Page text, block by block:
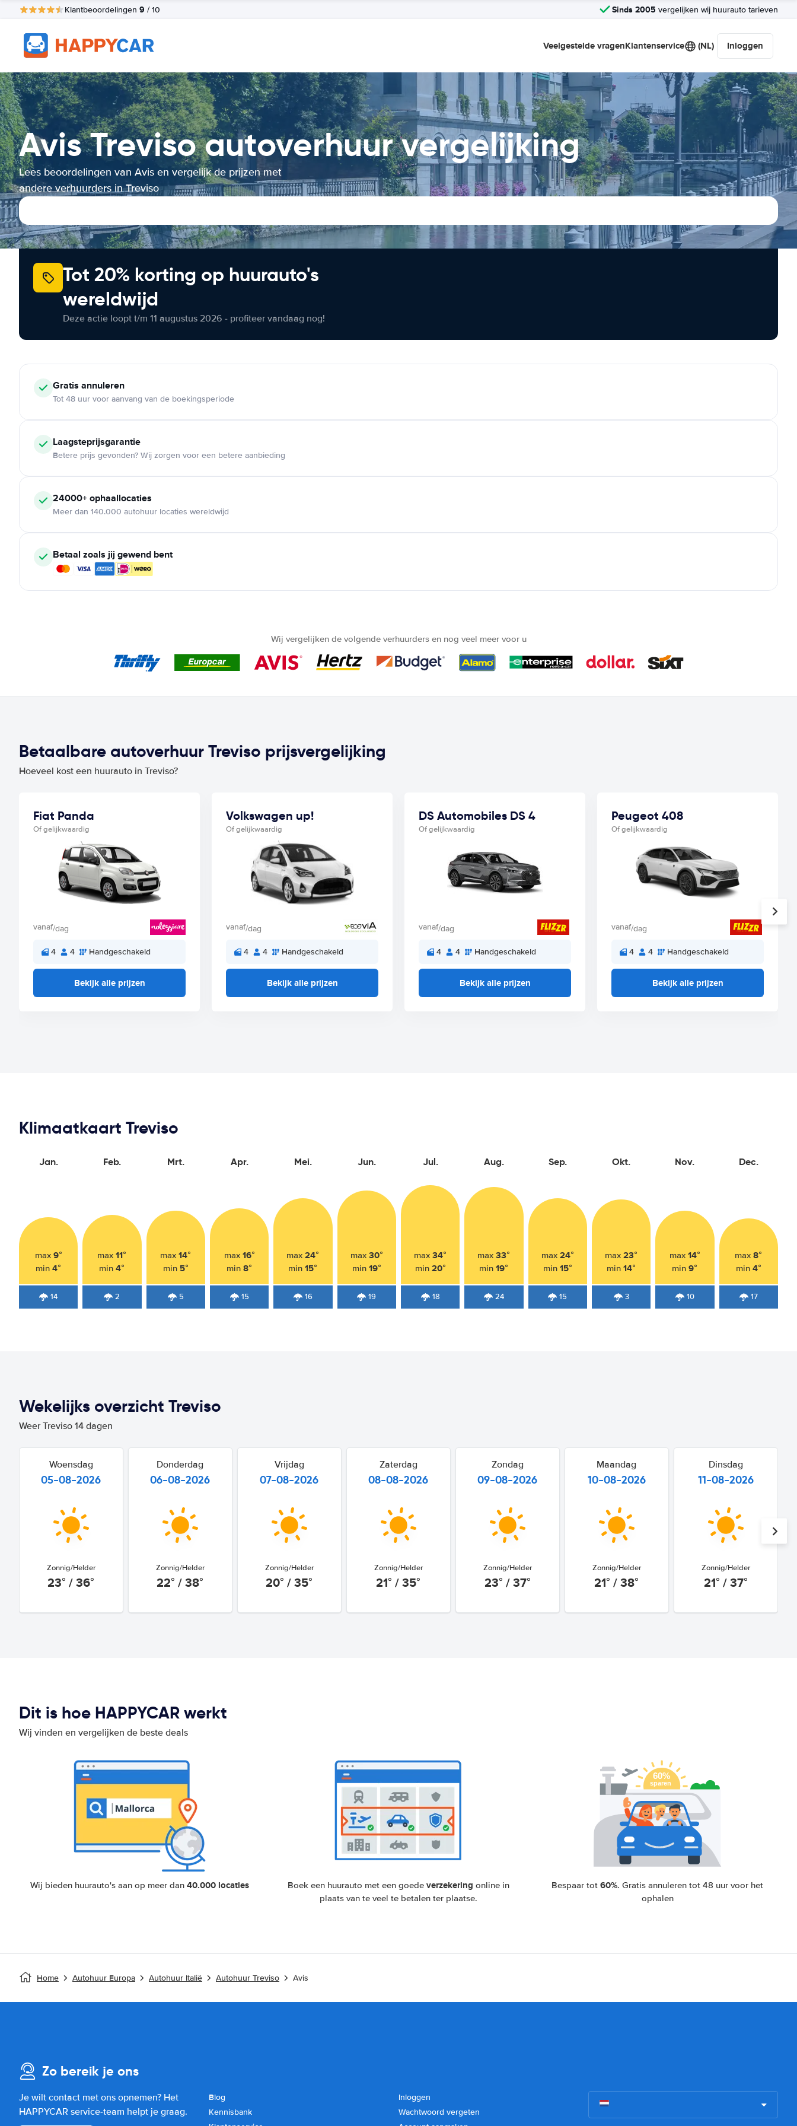
Klantbeoordelingen 9 / 10 Sinds 2005 vergelijken wij huurauto tarieven
Veelgestelde vragenKlantenservice (NL) Inloggen
Avis Treviso autoverhuur vergelijking
Lees beoordelingen van Avis en vergelijk de prijzen met
andere verhuurders in Treviso
Tot 20% korting op huurauto's
wereldwijd
Deze actie loopt t/m 11 augustus 2026 - profiteer vandaag nog!
Gratis annuleren
Tot 48 uur voor aanvang van de boekingsperiode
Laagsteprijsgarantie
Betere prijs gevonden? Wij zorgen voor een betere aanbieding
24000+ ophaallocaties
Meer dan 140.000 autohuur locaties wereldwijd
Betaal zoals jij gewend bent
Wij vergelijken de volgende verhuurders en nog veel meer voor u
Betaalbare autoverhuur Treviso prijsvergelijking
Hoeveel kost een huurauto in Treviso?
Fiat Panda
Of gelijkwaardig
vanaf/dag
4 4 Handgeschakeld
Bekijk alle prijzen
Volkswagen up!
Of gelijkwaardig
vanaf/dag
4 4 Handgeschakeld
Bekijk alle prijzen
DS Automobiles DS 4
Of gelijkwaardig
vanaf/dag
4 4 Handgeschakeld
Bekijk alle prijzen
Peugeot 408
Of gelijkwaardig
vanaf/dag
4 4 Handgeschakeld
Bekijk alle prijzen
Klimaatkaart Treviso
Jan.
max 9°
min4°
14
Feb.
max11°
min4°
2
Mrt.
max14°
min 5°
5
Apr.
max 16°
min8°
15
Mei.
max24°
min15°
16
Jun.
max 30°
min 19°
19
Jul.
max34°
min 20°
18
Aug.
max33°
min19°
24
Sep.
max 24°
min 15°
15
Okt.
max23°
min14°
3
Nov.
max 14°
min9°
10
Dec.
max8°
min 4°
17
Wekelijks overzicht Treviso
Weer Treviso 14 dagen
Woensdag
05-08-2026
Zonnig/Helder
23° / 36°
Donderdag
06-08-2026
Zonnig/Helder
22° / 38°
Vrijdag
07-08-2026
Zonnig/Helder
20° / 35°
Zaterdag
08-08-2026
Zonnig/Helder
21° / 35°
Zondag
09-08-2026
Zonnig/Helder
23° / 37°
Maandag
10-08-2026
Zonnig/Helder
21° / 38°
Dinsdag
11-08-2026
Zonnig/Helder
21° / 37°
Dit is hoe HAPPYCAR werkt
Wij vinden en vergelijken de beste deals
Wij bieden huurauto's aan op meer dan 40.000 locaties Boek een huurauto met een goede verzekering online in
plaats van te veel te betalen ter plaatse.
Bespaar tot60%. Gratis annuleren tot 48 uur voor het
ophalen
Home Autohuur Europa Autohuur Italië Autohuur Treviso Avis
Zo bereik je ons
Je wilt contact met ons opnemen? Het
HAPPYCAR service-team helpt je graag.
Blog
Kennisbank
Inloggen
Wachtwoord vergeten